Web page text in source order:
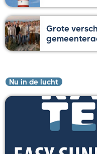
Grote
Nu in de lucht